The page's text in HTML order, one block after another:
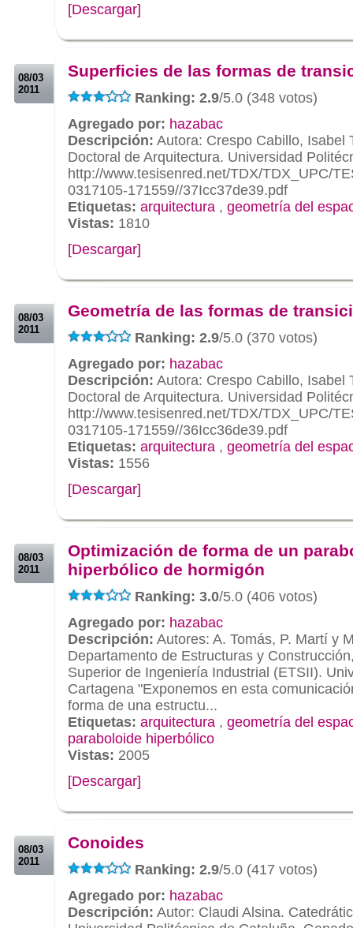
[Descargar]
08/03
2011
Superficies de las formas de
Ranking: 2.9/5.0 (348 votos)
Agregado por: hazabac
Descripción: Autora: Crespo Cabillo, Isabel
Doctoral de Arquitectura. Universidad
http://www.tesisenred.net/TDX/TDX_UPC/
0317105-171559//37Icc37de39.pdf
Etiquetas: arquitectura , geometría del
Vistas: 1810
[Descargar]
08/03
2011
Geometría de las formas de
Ranking: 2.9/5.0 (370 votos)
Agregado por: hazabac
Descripción: Autora: Crespo Cabillo, Isabel
Doctoral de Arquitectura. Universidad
http://www.tesisenred.net/TDX/TDX_UPC/
0317105-171559//36Icc36de39.pdf
Etiquetas: arquitectura , geometría del
Vistas: 1556
[Descargar]
08/03
2011
Optimización de forma de un
hiperbólico de hormigón
Ranking: 3.0/5.0 (406 votos)
Agregado por: hazabac
Descripción: Autores: A. Tomás, P. Martí y
Departamento de Estructuras y
Superior de Ingeniería Industrial (ETSII).
Cartagena "Exponemos en esta
forma de una estructu...
Etiquetas: arquitectura , geometría del
paraboloide hiperbólico
Vistas: 2005
[Descargar]
08/03
2011
Conoides
Ranking: 2.9/5.0 (417 votos)
Agregado por: hazabac
Descripción: Autor: Claudi Alsina.